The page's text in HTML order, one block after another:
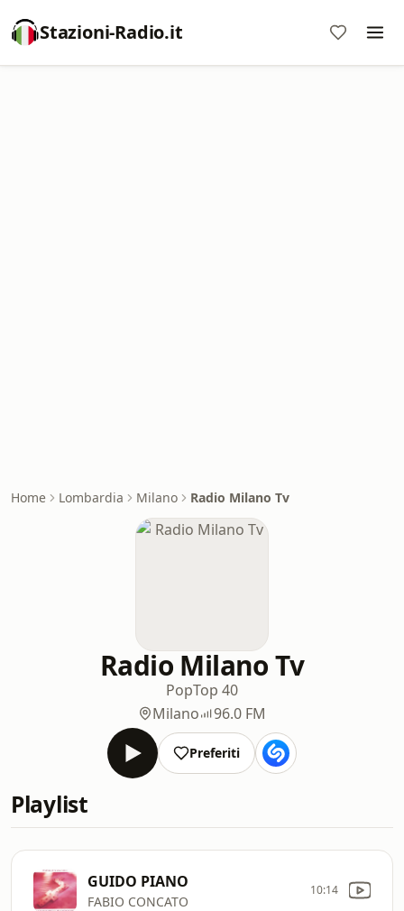
Stazioni-Radio.it
Home Lombardia Milano Radio Milano Tv
Radio Milano Tv
PopTop 40
Milano
96.0 FM
Preferiti
Playlist
GUIDO PIANO
FABIO CONCATO
10:14